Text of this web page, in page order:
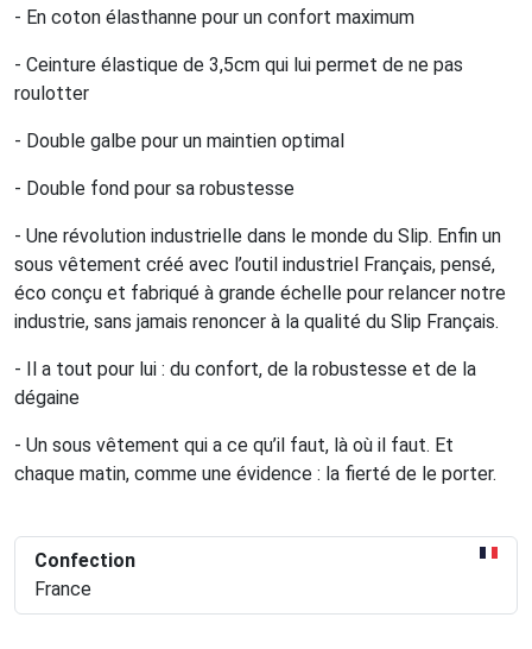
- En coton élasthanne pour un confort maximum
- Ceinture élastique de 3,5cm qui lui permet de ne pas
roulotter
- Double galbe pour un maintien optimal
- Double fond pour sa robustesse
- Une révolution industrielle dans le monde du Slip. Enfin un
sous vêtement créé avec l’outil industriel Français, pensé,
éco conçu et fabriqué à grande échelle pour relancer notre
industrie, sans jamais renoncer à la qualité du Slip Français.
- Il a tout pour lui : du confort, de la robustesse et de la
dégaine
- Un sous vêtement qui a ce qu’il faut, là où il faut. Et
chaque matin, comme une évidence : la fierté de le porter.
Confection
France